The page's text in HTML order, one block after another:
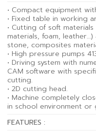
• Compact equipment
• Fixed table in working
• Cutting of soft
materials, foam,
stone, composites
• High pressure pumps
• Driving system with
CAM software with
cutting.
• 2D cutting head.
• Machine completely
in school environment or
FEATURES :